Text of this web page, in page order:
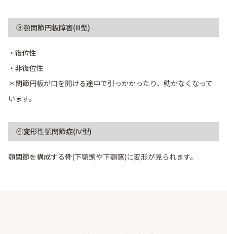
③顎関節円板障害(Ⅲ型)
・復位性
・非復位性
＊関節円板が口を開ける途中で引っかかったり、動かなくなって
います。
④変形性顎関節症(Ⅳ型)
顎関節を構成する骨(下顎頭や下顎窩)に変形が見られます。